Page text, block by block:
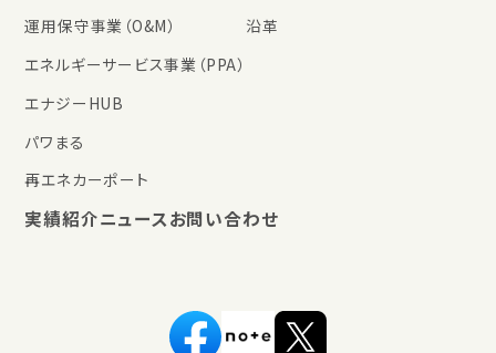
運用保守事業（O&M）
エネルギーサービス事業（PPA）
エナジーHUB
パワまる
再エネカーポート
沿革
実績紹介ニュースお問い合わせ